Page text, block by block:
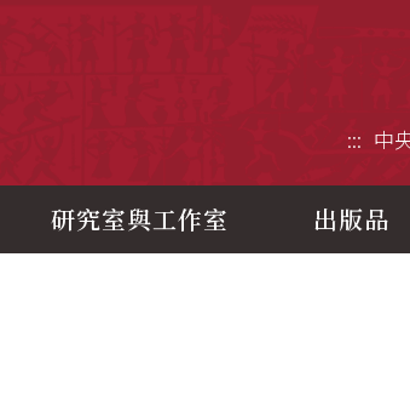
::: 中
研究室與工作室 出版品